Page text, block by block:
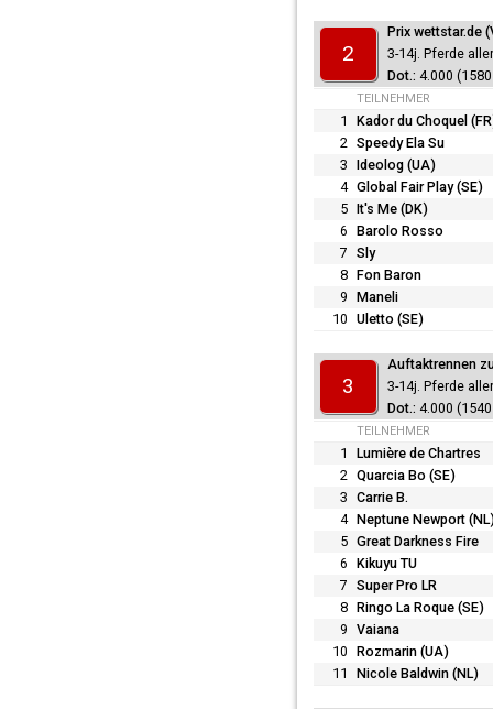
2
Prix wettstar.de
3-14j. Pferde
4.000 (1580
TEILNEHMER
1
Kador du Choquel
2 Speedy Ela Su
3 Ideolog (UA)
4 Global Fair Play (SE)
5 It's Me (DK)
6 Barolo Rosso
7 Sly
8 Fon Baron
9 Maneli
10 Uletto (SE)
3
Auftaktrennen
3-14j. Pferde
4.000 (1540
TEILNEHMER
1
Lumière de Chartres
2 Quarcia Bo (SE)
3 Carrie B.
4 Neptune Newport
5 Great Darkness Fire
6 Kikuyu TU
7 Super Pro LR
8 Ringo La Roque (SE)
9 Vaiana
10 Rozmarin (UA)
11
Nicole Baldwin (NL)